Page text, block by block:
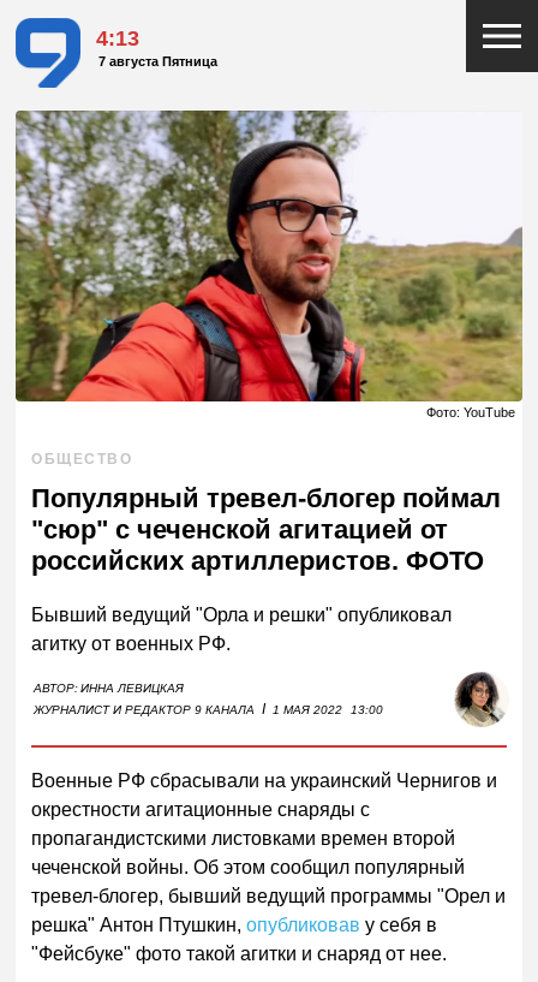
4:13
7 августа Пятница
Фото: YouTube
ОБЩЕСТВО
Популярный тревел-блогер поймал
"сюр" с чеченской агитацией от
российских артиллеристов. ФОТО
Бывший ведущий "Орла и решки" опубликовал
агитку от военных РФ.
АВТОР:ИННА ЛЕВИЦКАЯ
ЖУРНАЛИСТ И РЕДАКТОР 9 КАНАЛА
I 1 МАЯ 2022 13:00
Военные РФ сбрасывали на украинский Чернигов и
окрестности агитационные снаряды с
пропагандистскими листовками времен второй
чеченской войны. Об этом сообщил популярный
тревел-блогер, бывший ведущий программы "Орел и
решка" Антон Птушкин,опубликовав у себя в
"Фейсбуке" фото такой агитки и снаряд от нее.